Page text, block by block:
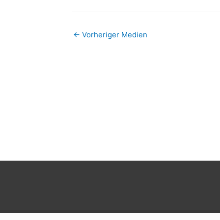
← Vorheriger Medien